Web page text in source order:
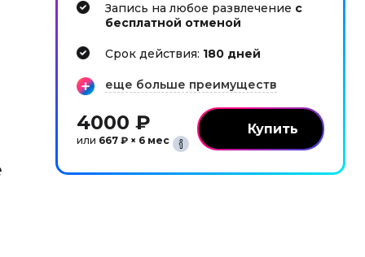
Запись на любое развлечение с
бесплатной отменой
Cрок действия: 180 дней
еще больше преимуществ
4000 ₽
или 667 ₽ × 6 мес